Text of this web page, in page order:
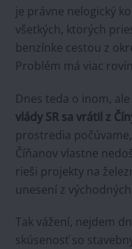
je právne nelogický
všetkých, ktorých
benzínke cestou z
Problém má viac
Dnes teda o inom,
vlády SR sa vrátil z
prostredia
Číňanov vlastne
rieši projekty na
unesení z
Tak vážení, nejdem
skúsenosť so